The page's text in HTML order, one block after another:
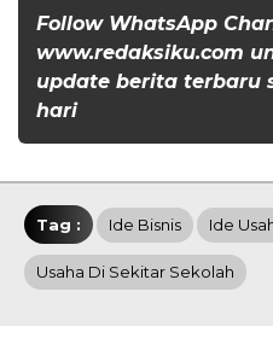
Follow WhatsApp
www.redaksiku.com
update berita terbaru
hari
Tag : Ide Bisnis Ide
Usaha Di Sekitar Sekolah